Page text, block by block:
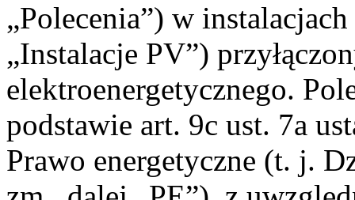
„Polecenia”) w
„Instalacje PV”)
elektroenergetycznego.
podstawie art. 9c ust. 7a
Prawo energetyczne (t. j.